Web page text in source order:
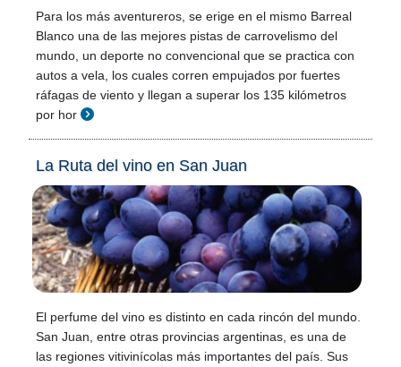
Para los más aventureros, se erige en el mismo Barreal
Blanco una de las mejores pistas de carrovelismo del
mundo, un deporte no convencional que se practica con
autos a vela, los cuales corren empujados por fuertes
ráfagas de viento y llegan a superar los 135 kilómetros
por hor
La Ruta del vino en San Juan
El perfume del vino es distinto en cada rincón del mundo.
San Juan, entre otras provincias argentinas, es una de
las regiones vitivinícolas más importantes del país. Sus